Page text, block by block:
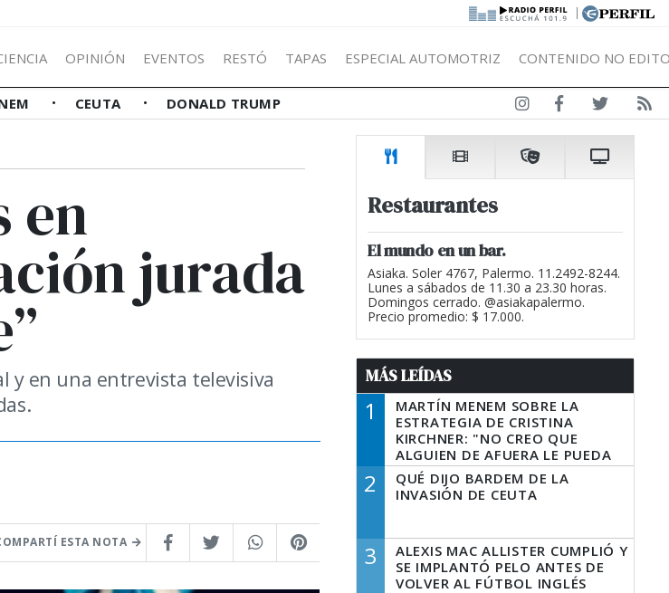
|
OPINIÓN EVENTOS RESTÓ TAPAS ESPECIAL AUTOMOTRIZ CONTENIDO NO
CEUTA DONALD TRUMP
en
jurada
y en una entrevista televisiva
ESTA NOTA
Restaurantes
El mundo en un bar.
Asiaka. Soler 4767, Palermo. 11.2492-8244.
Lunes a sábados de 11.30 a 23.30 horas.
Domingos cerrado. @asiakapalermo.
Precio promedio: $ 17.000.
MÁS LEÍDAS
1
MARTÍN MENEM SOBRE LA
ESTRATEGIA DE CRISTINA
KIRCHNER: "NO CREO QUE
ALGUIEN DE AFUERA LE PUEDA
DECIR A LA JUSTICIA LO QUE
TIENE QUE HACER"
2
QUÉ DIJO BARDEM DE LA
INVASIÓN DE CEUTA
3
ALEXIS MAC ALLISTER CUMPLIÓ Y
SE IMPLANTÓ PELO ANTES DE
VOLVER AL FÚTBOL INGLÉS